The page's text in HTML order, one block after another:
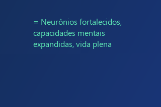
= Neurônios fortalecidos,
capacidades mentais
expandidas, vida plena